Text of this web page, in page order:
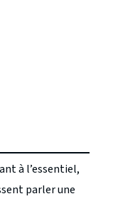
à l’essentiel,
parler une